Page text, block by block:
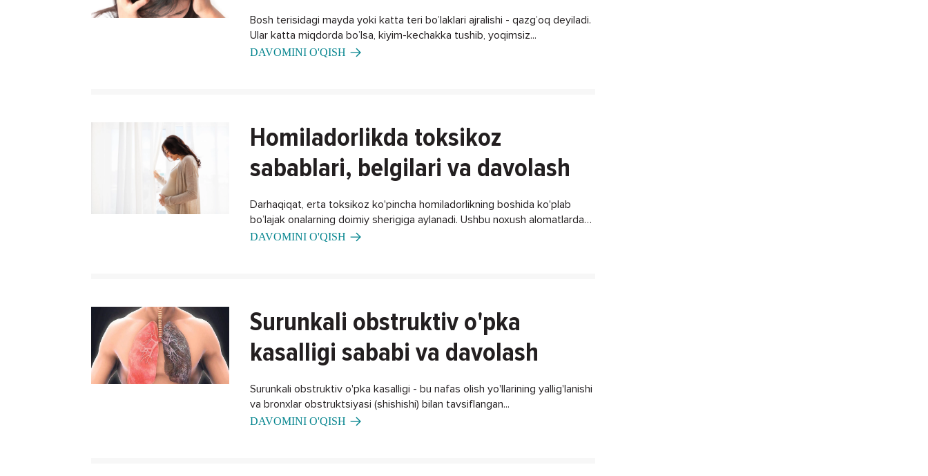
Bosh terisidagi mayda yoki katta teri bo’laklari ajralishi - qazg’oq deyiladi.
Ular katta miqdorda bo’lsa, kiyim-kechakka tushib, yoqimsiz...
DAVOMINI O'QISH
Homiladorlikda toksikoz
sabablari, belgilari va davolash
Darhaqiqat, erta toksikoz ko'pincha homiladorlikning boshida ko'plab
bo’lajak onalarning doimiy sherigiga aylanadi. Ushbu noxush alomatlardan
xalos bo'lishning biron bir usuli bormi?
DAVOMINI O'QISH
Surunkali obstruktiv o'pka
kasalligi sababi va davolash
Surunkali obstruktiv o'pka kasalligi - bu nafas olish yo'llarining yallig'lanishi
va bronxlar obstruktsiyasi (shishishi) bilan tavsiflangan...
DAVOMINI O'QISH